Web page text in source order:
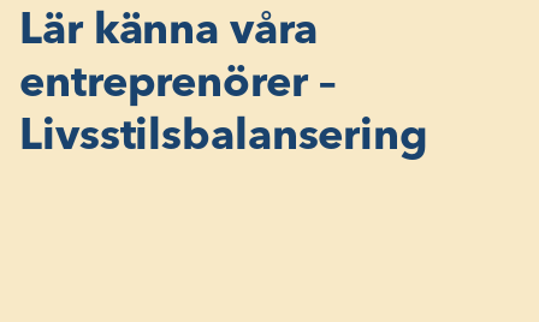
Lär känna våra
entreprenörer –
Livsstilsbalansering